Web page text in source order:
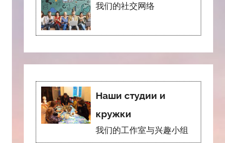
我们的社交网络
Наши студии и
кружки
我们的工作室与兴趣小组